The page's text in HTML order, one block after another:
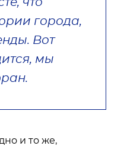
города,
Вот
мы
и то же,